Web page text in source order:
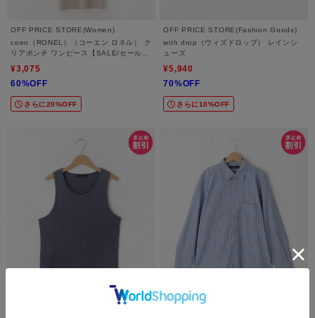
OFF PRICE STORE(Women)
coen（RONEL）（コーエン ロネル） ク
リアポンチ ワンピース【SALE/セール/
ンド】
¥3,075
60%OFF
さらに20%OFF
OFF PRICE STORE(Fashion Goods)
with drop（ウィズドロップ） レインシ
ューズ
¥5,940
70%OFF
さらに10%OFF